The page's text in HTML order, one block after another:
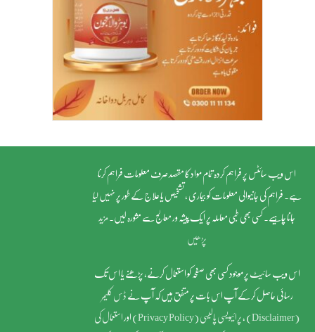
اس ویب سائٹس پر فراہم کردہ تمام مواد کا مقصد صرف معلومات فراہم کرنا
ہے۔ فراہم کی جانیوالی معلومات کو بیماری ، تشخیص یا علاج کے طور پر نہیں لیا
جانا چاہیے۔ کسی بھی طبی معاملہ پر ایک پیشہ ور معالج سے مشورہ لیں۔ مزید
پڑھیں
اس ویب سائیٹ پر موجود کسی بھی صفحہ کو استعمال کرنے، پڑھنے یا اس تک
رسائی حاصل کر کے آپ اس بات پر متفق ہیں کہ آپ نے ڈس کلیمر
(Disclaimer)
, پرائیویسی پالیسی (Privacy Policy) اور استعمال کی